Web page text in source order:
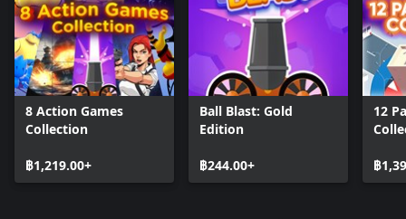
8 Action Games
Collection
฿1,219.00+
Ball Blast: Gold
Edition
฿244.00+
12
฿